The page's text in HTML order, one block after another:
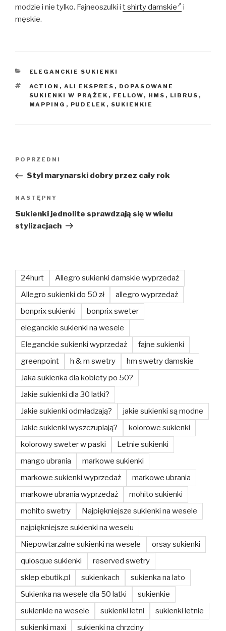
modzie i nie tylko. Fajneoszulki i t shirty damskie
i
męskie.
KATEGORIE
ELEGANCKIE SUKIENKI
TAGI
ACTION , ALI EKSPRES , DOPASOWANE
SUKIENKI W PRĄŻEK , FELLOW , HMS , LIBRUS ,
MAPPING , PUDELEK , SUKIENKIE
Poprzedni
wpis
POPRZEDNI
Styl marynarski dobry przez cały rok
Następny
wpis
NASTĘPNY
Sukienki jednolite sprawdzają się w wielu
stylizacjach
24hurt
Allegro sukienki damskie wyprzedaż
Allegro sukienki do 50 zł
allegro wyprzedaż
bonprix sukienki
bonprix sweter
eleganckie sukienki na wesele
Eleganckie sukienki wyprzedaż
fajne sukienki
greenpoint
h & m swetry
hm swetry damskie
Jaka sukienka dla kobiety po 50?
Jakie sukienki dla 30 latki?
Jakie sukienki odmładzają?
jakie sukienki są modne
Jakie sukienki wyszczuplają?
kolorowe sukienki
kolorowy sweter w paski
Letnie sukienki
mango ubrania
markowe sukienki
markowe sukienki wyprzedaż
markowe ubrania
markowe ubrania wyprzedaż
mohito sukienki
mohito swetry
Najpiękniejsze sukienki na wesele
najpiękniejsze sukienki na weselu
Niepowtarzalne sukienki na wesele
orsay sukienki
quiosque sukienki
reserved swetry
sklep ebutik.pl
sukienkach
sukienka na lato
Sukienka na wesele dla 50 latki
sukienkie
sukienkie na wesele
sukienki letni
sukienki letnie
sukienki maxi
sukienki na chrzciny